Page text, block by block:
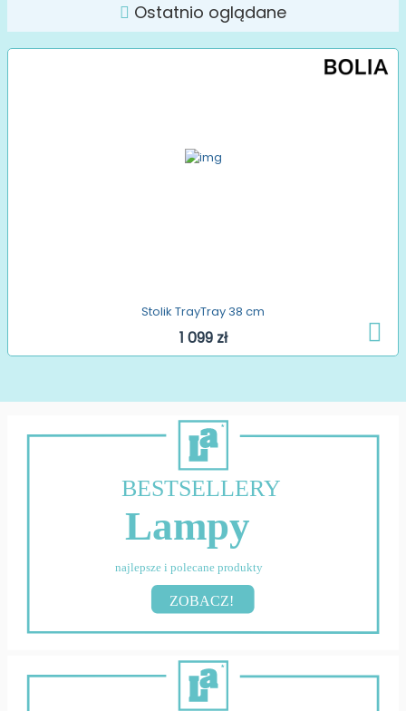
Ostatnio oglądane
Stolik TrayTray 38 cm
1 099 zł
BESTSELLERY
Lampy
najlepsze i polecane produkty
ZOBACZ!